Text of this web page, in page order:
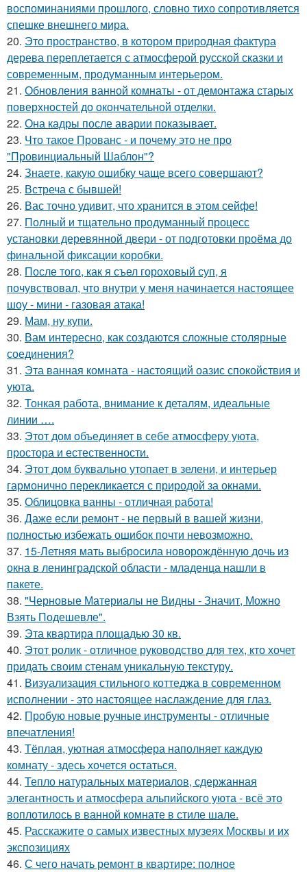
воспоминаниями прошлого, словно тихо сопротивляется
спешке внешнего мира.
20. Это пространство, в котором природная фактура
дерева переплетается с атмосферой русской сказки и
современным, продуманным интерьером.
21. Обновления ванной комнаты - от демонтажа старых
поверхностей до окончательной отделки.
22. Она кадры после аварии показывает.
23. Что такое Прованс - и почему это не про
"Провинциальный Шаблон"?
24. Знаете, какую ошибку чаще всего совершают?
25. Встреча с бывшей!
26. Вас точно удивит, что хранится в этом сейфе!
27. Полный и тщательно продуманный процесс
установки деревянной двери - от подготовки проёма до
финальной фиксации коробки.
28. После того, как я съел гороховый суп, я
почувствовал, что внутри у меня начинается настоящее
шоу - мини - газовая атака!
29. Мам, ну купи.
30. Вам интересно, как создаются сложные столярные
соединения?
31. Эта ванная комната - настоящий оазис спокойствия и
уюта.
32. Тонкая работа, внимание к деталям, идеальные
линии ….
33. Этот дом объединяет в себе атмосферу уюта,
простора и естественности.
34. Этот дом буквально утопает в зелени, и интерьер
гармонично перекликается с природой за окнами.
35. Облицовка ванны - отличная работа!
36. Даже если ремонт - не первый в вашей жизни,
полностью избежать ошибок почти невозможно.
37. 15-Летняя мать выбросила новорождённую дочь из
окна в ленинградской области - младенца нашли в
пакете.
38. "Черновые Материалы не Видны - Значит, Можно
Взять Подешевле".
39. Эта квартира площадью 30 кв.
40. Этот ролик - отличное руководство для тех, кто хочет
придать своим стенам уникальную текстуру.
41. Визуализация стильного коттеджа в современном
исполнении - это настоящее наслаждение для глаз.
42. Пробую новые ручные инструменты - отличные
впечатления!
43. Тёплая, уютная атмосфера наполняет каждую
комнату - здесь хочется остаться.
44. Тепло натуральных материалов, сдержанная
элегантность и атмосфера альпийского уюта - всё это
воплотилось в ванной комнате в стиле шале.
45. Расскажите о самых известных музеях Москвы и их
экспозициях
46. С чего начать ремонт в квартире: полное